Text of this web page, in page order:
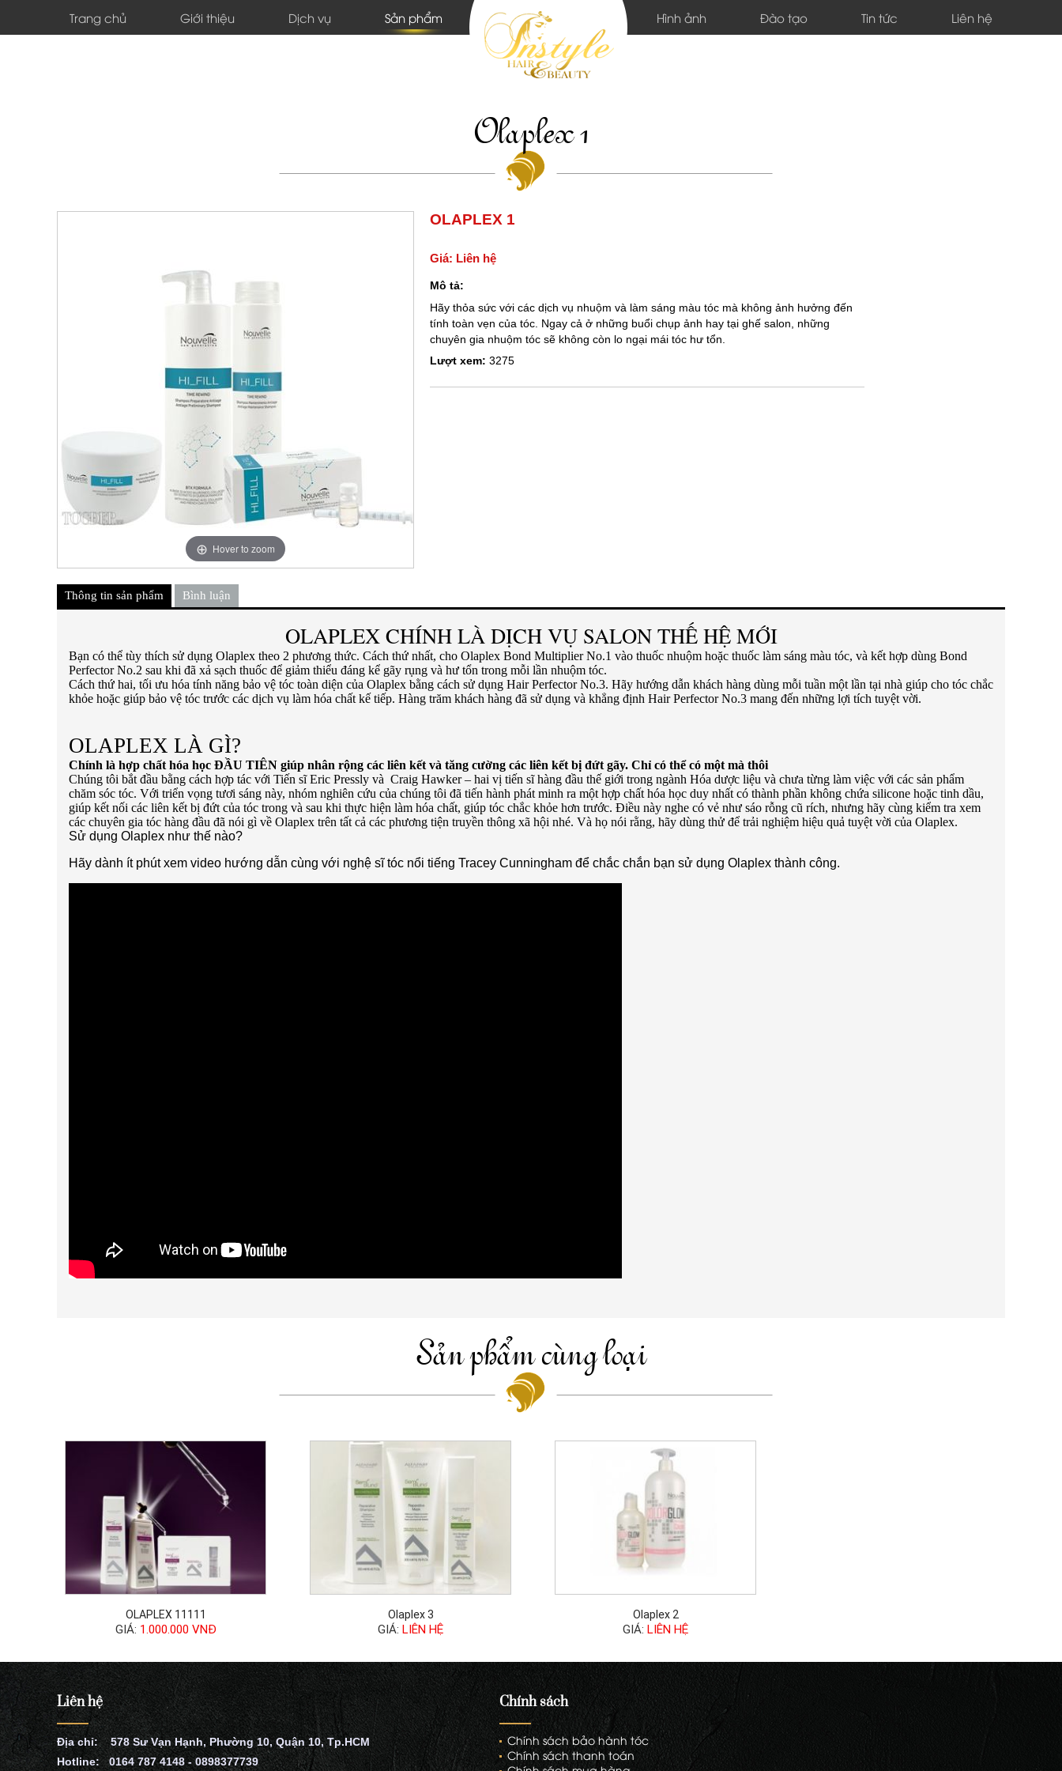
Trang chủ Giới thiệu Dịch vụ Sản phẩm Hình ảnh Đào tạo Tin tức Liên hệ
Olaplex 1
Hover to zoom
OLAPLEX 1
Giá: Liên hệ
Mô tả:
Hãy thỏa sức với các dịch vụ nhuộm và làm sáng màu tóc mà không ảnh hưởng đến
tính toàn vẹn của tóc. Ngay cả ở những buổi chụp ảnh hay tại ghế salon, những
chuyên gia nhuộm tóc sẽ không còn lo ngại mái tóc hư tổn.
Lượt xem: 3275
Thông tin sản phẩm Bình luận
OLAPLEX CHÍNH LÀ DỊCH VỤ SALON THẾ HỆ MỚI
Bạn có thể tùy thích sử dụng Olaplex theo 2 phương thức. Cách thứ nhất, cho Olaplex Bond Multiplier No.1 vào thuốc nhuộm hoặc thuốc làm sáng màu tóc, và kết hợp dùng Bond
Perfector No.2 sau khi đã xả sạch thuốc để giảm thiểu đáng kể gãy rụng và hư tổn trong mỗi lần nhuộm tóc.
Cách thứ hai, tối ưu hóa tính năng bảo vệ tóc toàn diện của Olaplex bằng cách sử dụng Hair Perfector No.3. Hãy hướng dẫn khách hàng dùng mỗi tuần một lần tại nhà giúp cho tóc chắc
khỏe hoặc giúp bảo vệ tóc trước các dịch vụ làm hóa chất kế tiếp. Hàng trăm khách hàng đã sử dụng và khẳng định Hair Perfector No.3 mang đến những lợi tích tuyệt vời.
OLAPLEX LÀ GÌ?
Chính là hợp chất hóa học ĐẦU TIÊN giúp nhân rộng các liên kết và tăng cường các liên kết bị đứt gãy. Chỉ có thể có một mà thôi
Chúng tôi bắt đầu bằng cách hợp tác với Tiến sĩ Eric Pressly và Craig Hawker – hai vị tiến sĩ hàng đầu thế giới trong ngành Hóa dược liệu và chưa từng làm việc với các sản phẩm
chăm sóc tóc. Với triển vọng tươi sáng này, nhóm nghiên cứu của chúng tôi đã tiến hành phát minh ra một hợp chất hóa học duy nhất có thành phần không chứa silicone hoặc tinh dầu,
giúp kết nối các liên kết bị đứt của tóc trong và sau khi thực hiện làm hóa chất, giúp tóc chắc khỏe hơn trước. Điều này nghe có vẻ như sáo rỗng cũ rích, nhưng hãy cùng kiểm tra xem
các chuyên gia tóc hàng đầu đã nói gì về Olaplex trên tất cả các phương tiện truyền thông xã hội nhé. Và họ nói rằng, hãy dùng thử để trải nghiệm hiệu quả tuyệt vời của Olaplex.
Sử dụng Olaplex như thế nào?
Hãy dành ít phút xem video hướng dẫn cùng với nghệ sĩ tóc nổi tiếng Tracey Cunningham để chắc chắn bạn sử dụng Olaplex thành công.
Sản phẩm cùng loại
OLAPLEX 11111
GIÁ: 1.000.000 VNĐ
Olaplex 3
GIÁ: LIÊN HỆ
Olaplex 2
GIÁ: LIÊN HỆ
Liên hệ
Địa chỉ: 578 Sư Vạn Hạnh, Phường 10, Quận 10, Tp.HCM
Hotline: 0164 787 4148 - 0898377739
Chính sách
Chính sách bảo hành tóc
Chính sách thanh toán